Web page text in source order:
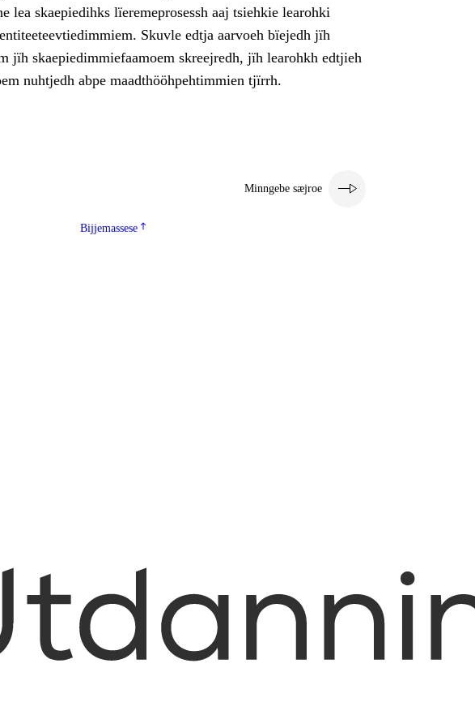
lea skaepiedihks lïeremeprosessh aaj tsiehkie learohki
Skuvle edtja aarvoeh bïejedh jïh
jïh skaepiedimmiefaamoem skreejredh, jïh learohkh edtjieh
nuhtjedh abpe maadthööhpehtimmien tjïrrh.
Minngebe sæjroe
Bijjemassese